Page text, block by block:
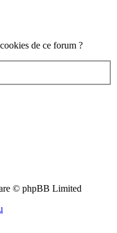
de ce forum ?
© phpBB Limited